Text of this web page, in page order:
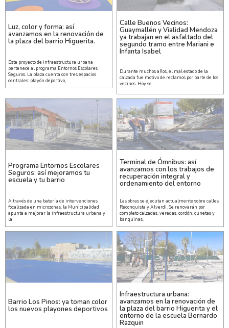
Luz, color y forma: así
avanzamos en la renovación de
la plaza del barrio Higuerita.
Este proyecto de infraestructura urbana
pertenece al programa Entornos Escolares
Seguros. La plaza cuenta con tres espacios
centrales: playón deportivo,
Calle Buenos Vecinos:
Guaymallén y Vialidad Mendoza
ya trabajan en el asfaltado del
segundo tramo entre Mariani e
Infanta Isabel
Durante muchos años, el mal estado de la
calzada fue motivo de reclamos por parte de los
vecinos. Hoy se
Programa Entornos Escolares
Seguros: así mejoramos tu
escuela y tu barrio
A través de una batería de intervenciones
focalizada en microzonas, la Municipalidad
apunta a mejorar la infraestructura urbana y
la
Terminal de Ómnibus: así
avanzamos con los trabajos de
recuperación integral y
ordenamiento del entorno
Las obras se ejecutan actualmente sobre calles
Reconquista y Alverdi. Se renovarán por
completo calzadas, veredas, cordón, cunetas y
banquinas.
Barrio Los Pinos: ya toman color
los nuevos playones deportivos
Infraestructura urbana:
avanzamos en la renovación de
la plaza del barrio Higuerita y el
entorno de la escuela Bernardo
Razquin